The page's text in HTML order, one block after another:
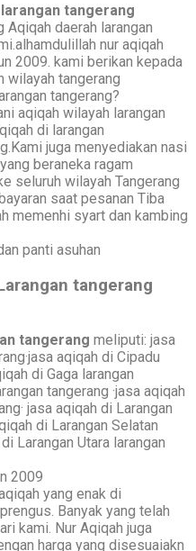
tangerang
Aqiqah daerah larangan
nur aqiqah
2009. kami berikan kepada
wilayah tangerang
tangerang?
aqiqah wilayah larangan
di larangan
juga menyediakan nasi
beraneka ragam
seluruh wilayah Tangerang
saat pesanan Tiba
memenhi syart dan kambing
panti asuhan
tangerang
tangerang meliputi: jasa
aqiqah di Cipadu
di Gaga larangan
tangerang ·jasa aqiqah
jasa aqiqah di Larangan
di Larangan Selatan
Larangan Utara larangan
2009
yang enak di
Banyak yang telah
kami. Nur Aqiqah juga
harga yang disesuaiakn